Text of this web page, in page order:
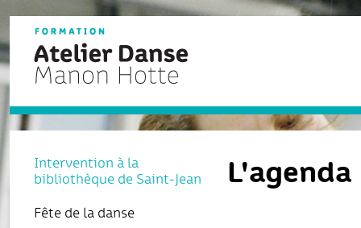
Intervention à la
bibliothèque de Saint-Jean
Fête de la danse
L'agenda